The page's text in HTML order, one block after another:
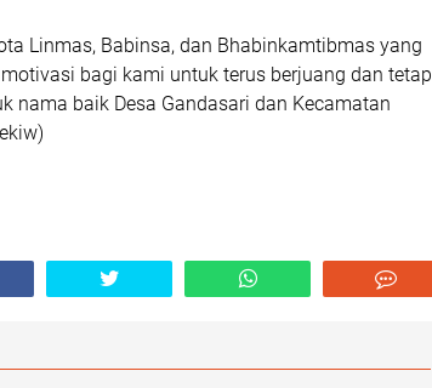
Linmas, Babinsa, dan Bhabinkamtibmas yang
bagi kami untuk terus berjuang dan tetap
nama baik Desa Gandasari dan Kecamatan